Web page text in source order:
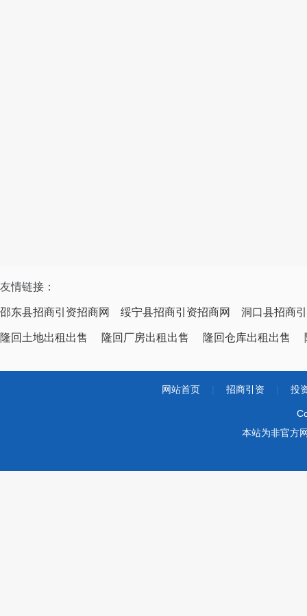
友情链接：
邵东县招商引资招商网 绥宁县招商引资招商网 洞口县招商
隆回土地出租出售 隆回厂房出租出售 隆回仓库出租出售
网站首页 招商引资 投
本站为非官方